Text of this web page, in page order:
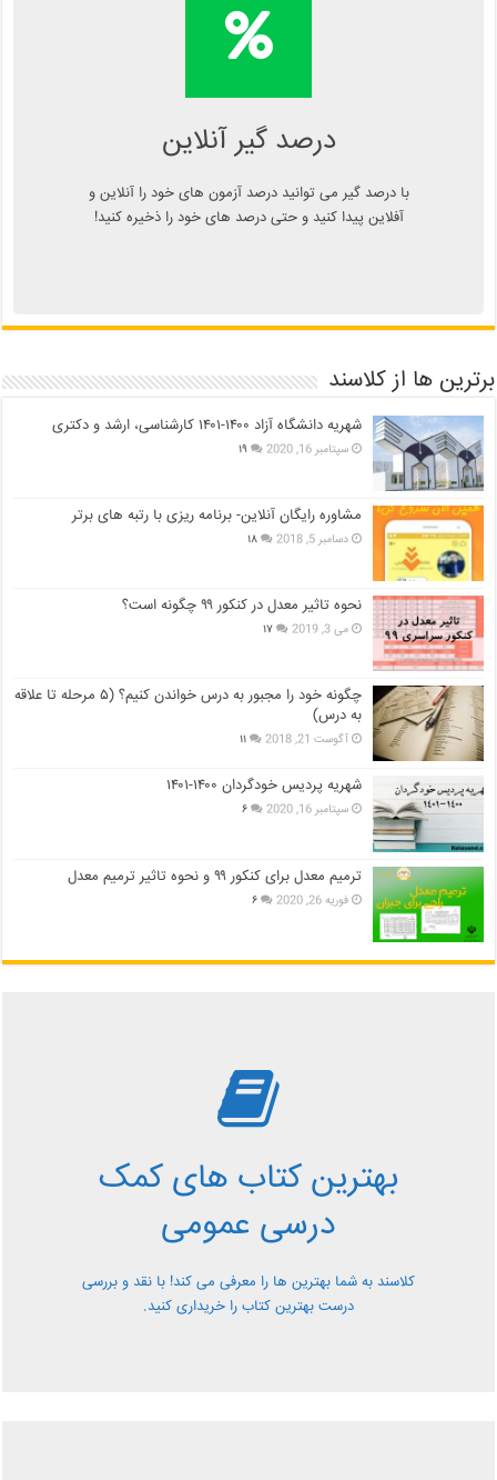
درصد گیر آنلاین
با درصد گیر می توانید درصد آزمون های خود را آنلاین و
آفلاین پیدا کنید و حتی درصد های خود را ذخیره کنید!
محاسبه آنلاین درصد یا دانلود
اپلیکیشن درصد گیر
برترین ها از کلاسند
شهریه دانشگاه آزاد ۱۴۰۰-۱۴۰۱ کارشناسی، ارشد و دکتری
سپتامبر 16, 2020 ۱۹
مشاوره رایگان آنلاین- برنامه ریزی با رتبه های برتر
دسامبر 5, 2018 ۱۸
نحوه تاثیر معدل در کنکور ۹۹ چگونه است؟
می 3, 2019 ۱۷
چگونه خود را مجبور به درس خواندن کنیم؟ (۵ مرحله تا علاقه
به درس)
آگوست 21, 2018 ۱۱
شهریه پردیس خودگردان ۱۴۰۰-۱۴۰۱
سپتامبر 16, 2020 ۶
ترمیم معدل برای کنکور ۹۹ و نحوه تاثیر ترمیم معدل
فوریه 26, 2020 ۶
بهترین کتاب های کمک
درسی عمومی
کلاسند به شما بهترین ها را معرفی می کند! با نقد و بررسی
درست بهترین کتاب را خریداری کنید.
بررسی بهترین کتاب های
کمک درسی عمومی
معرفی کتاب های کمک درسی عمومی و بررسی آن ها کاملا
رایگان از کلاسند